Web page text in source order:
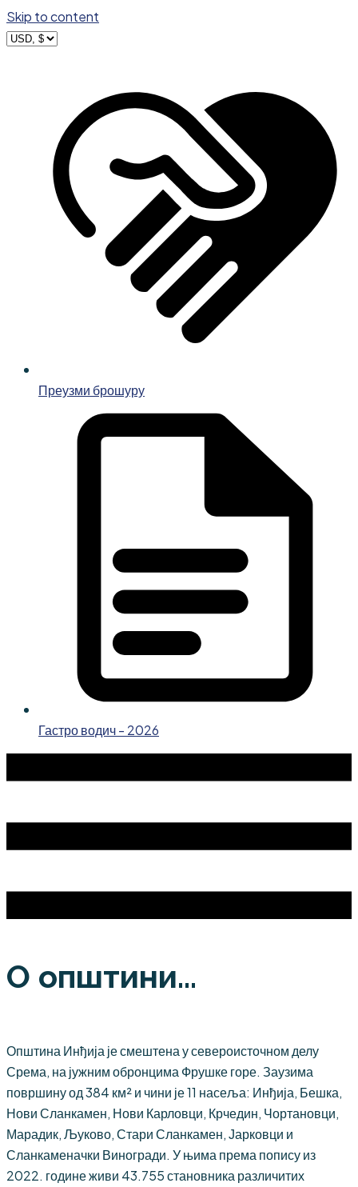
Skip to content
Преузми брошуру
Гастро водич - 2026
О општини...
Општина Инђија је смештена у североисточном делу
Срема, на јужним обронцима Фрушке горе. Заузима
површину од 384 км² и чини је 11 насеља: Инђија, Бешка,
Нови Сланкамен, Нови Карловци, Крчедин, Чортановци,
Марадик, Љуково, Стари Сланкамен, Јарковци и
Сланкаменачки Виногради. У њима према попису из
2022. године живи 43.755 становника различитих